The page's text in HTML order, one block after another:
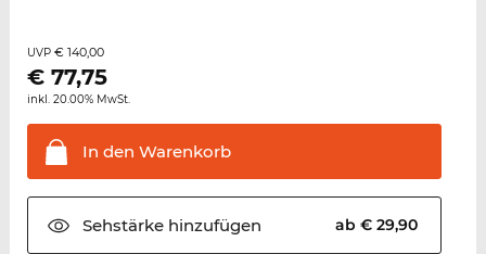
UVP € 140,00
€ 77,75
inkl. 20.00% MwSt.
In den Warenkorb
Sehstärkehinzufügen ab € 29,90